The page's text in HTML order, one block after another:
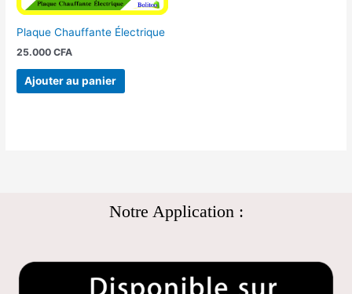
Plaque Chauffante Électrique
25.000CFA
Ajouter au panier
Notre Application :